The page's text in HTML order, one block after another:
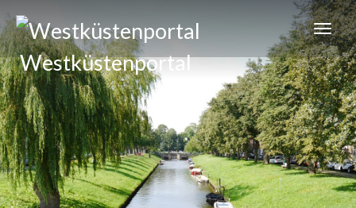
Westküstenportal